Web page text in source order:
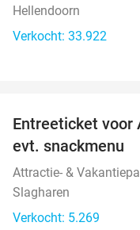
Hellendoorn
Verkocht: 33.922
Entreeticket voor
evt. snackmenu
Attractie- &
Slagharen
Verkocht: 5.269